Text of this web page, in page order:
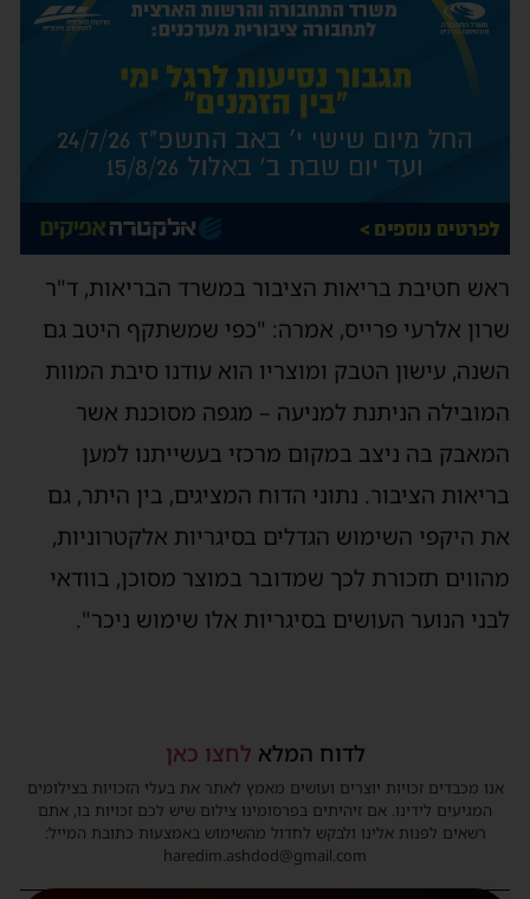
ראש חטיבת בריאות הציבור במשרד הבריאות, ד"ר
שרון אלרעי פרייס, אמרה: "כפי שמשתקף היטב גם
השנה, עישון הטבק ומוצריו הוא עודנו סיבת המוות
המובילה הניתנת למניעה – מגפה מסוכנת אשר
המאבק בה ניצב במקום מרכזי בעשייתנו למען
בריאות הציבור. נתוני הדוח המציגים, בין היתר, גם
את היקפי השימוש הגדלים בסיגריות אלקטרוניות,
מהווים תזכורת לכך שמדובר במוצר מסוכן, בוודאי
לבני הנוער העושים בסיגריות אלו שימוש ניכר".
לדוח המלא לחצו כאן
אנו מכבדים זכויות יוצרים ועושים מאמץ לאתר את בעלי הזכויות בצילומים
המגיעים לידינו. אם זיהיתים בפרסומינו צילום שיש לכם זכויות בו, אתם
רשאים לפנות אלינו ולבקש לחדול מהשימוש באמצעות כתובת המייל:
haredim.ashdod@gmail.com